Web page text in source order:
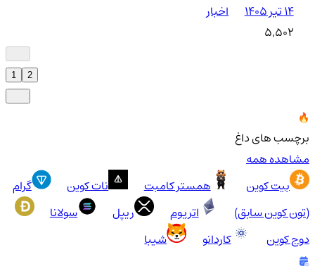
۱۴ تیر ۱۴۰۵
اخبار
5,502
برچسب های داغ
مشاهده همه
بیت کوین
همستر کامبت نات کوین
گرام
(تون کوین سابق)
اتریوم ریپل
سولانا
دوج کوین
کاردانو شیبا